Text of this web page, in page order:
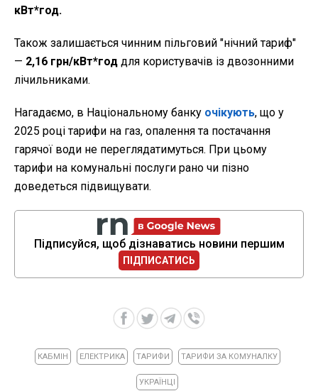
кВт*год.
Також залишається чинним пільговий "нічний тариф"
— 2,16 грн/кВт*год для користувачів із двозонними
лічильниками.
Нагадаємо, в Національному банку очікують, що у
2025 році тарифи на газ, опалення та постачання
гарячої води не переглядатимуться. При цьому
тарифи на комунальні послуги рано чи пізно
доведеться підвищувати.
Підписуйся, щоб дізнаватись новини першим
ПІДПИСАТИСЬ
КАБМІН ЕЛЕКТРИКА ТАРИФИ ТАРИФИ ЗА КОМУНАЛКУ
УКРАЇНЦІ